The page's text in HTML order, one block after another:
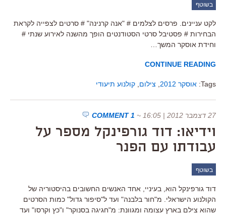
בשוטף
לקט עניינים. פרסים לצלמים # "אנה קרנינה" # סרטים לצפייה לקראת
הבחירות # פסטיבל סרטי הסטודנטים הופך מהשנה לאירוע שנתי #
וחידת אוסקר המשך…
CONTINUE READING
Tags: אוסקר 2012 צילום קולנוע תיעודי
27 דצמבר 2012 | 16:05 ~
1 COMMENT
וידיאו: דוד גורפינקל מספר על
עבודתו עם הפנר
בשוטף
דוד גורפינקל הוא, בעיניי, אחד האנשים החשובים בהיסטוריה של
הקולנוע הישראלי. מ"חור בלבנה" ועד ל"סיפור גדול" כמות הסרטים
שהוא צילם בארץ עצומה ומגוונת: מ"חגיגה בסנוקר" ו"כץ וקרסו" ועד